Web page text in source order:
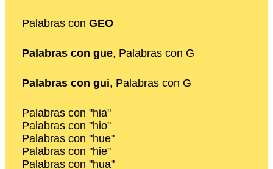
Palabras con GEO
Palabras con gue, Palabras con G
Palabras con gui, Palabras con G
Palabras con "hia"
Palabras con "hio"
Palabras con "hue"
Palabras con "hie"
Palabras con "hua"